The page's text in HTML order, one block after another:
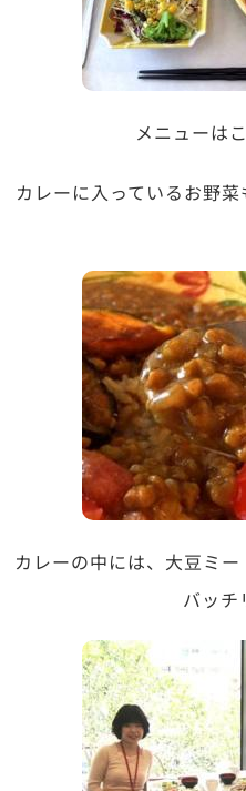
メニューは
カレーに入っているお野
カレーの中には、大豆ミ
バッチ